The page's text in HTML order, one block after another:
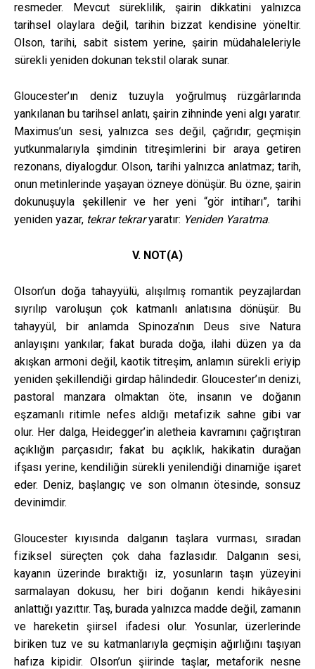
resmeder. Mevcut süreklilik, şairin dikkatini yalnızca
tarihsel olaylara değil, tarihin bizzat kendisine yöneltir.
Olson, tarihi, sabit sistem yerine, şairin müdahaleleriyle
sürekli yeniden dokunan tekstil olarak sunar.
Gloucester’ın deniz tuzuyla yoğrulmuş rüzgârlarında
yankılanan bu tarihsel anlatı, şairin zihninde yeni algı yaratır.
Maximus’un sesi, yalnızca ses değil, çağrıdır; geçmişin
yutkunmalarıyla şimdinin titreşimlerini bir araya getiren
rezonans, diyalogdur. Olson, tarihi yalnızca anlatmaz; tarih,
onun metinlerinde yaşayan özneye dönüşür. Bu özne, şairin
dokunuşuyla şekillenir ve her yeni “gör intiharı”, tarihi
yeniden yazar, tekrar tekraryaratır: Yeniden Yaratma.
V. NOT(A)
Olson’un doğa tahayyülü, alışılmış romantik peyzajlardan
sıyrılıp varoluşun çok katmanlı anlatısına dönüşür. Bu
tahayyül, bir anlamda Spinoza’nın Deus sive Natura
anlayışını yankılar; fakat burada doğa, ilahi düzen ya da
akışkan armoni değil, kaotik titreşim, anlamın sürekli eriyip
yeniden şekillendiği girdap hâlindedir. Gloucester’ın denizi,
pastoral manzara olmaktan öte, insanın ve doğanın
eşzamanlı ritimle nefes aldığı metafizik sahne gibi var
olur. Her dalga, Heidegger’in aletheia kavramını çağrıştıran
açıklığın parçasıdır; fakat bu açıklık, hakikatin durağan
ifşası yerine, kendiliğin sürekli yenilendiği dinamiğe işaret
eder. Deniz, başlangıç ve son olmanın ötesinde, sonsuz
devinimdir.
Gloucester kıyısında dalganın taşlara vurması, sıradan
fiziksel süreçten çok daha fazlasıdır. Dalganın sesi,
kayanın üzerinde bıraktığı iz, yosunların taşın yüzeyini
sarmalayan dokusu, her biri doğanın kendi hikâyesini
anlattığı yazıttır. Taş, burada yalnızca madde değil, zamanın
ve hareketin şiirsel ifadesi olur. Yosunlar, üzerlerinde
biriken tuz ve su katmanlarıyla geçmişin ağırlığını taşıyan
hafıza kipidir. Olson’un şiirinde taşlar, metaforik nesne